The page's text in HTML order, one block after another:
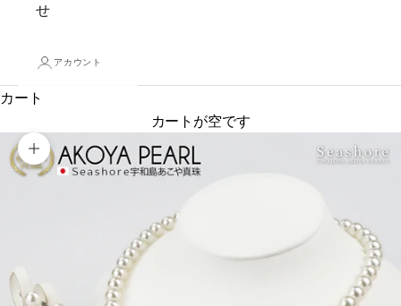
せ
アカウント
カート
カートが空です
ズームイン